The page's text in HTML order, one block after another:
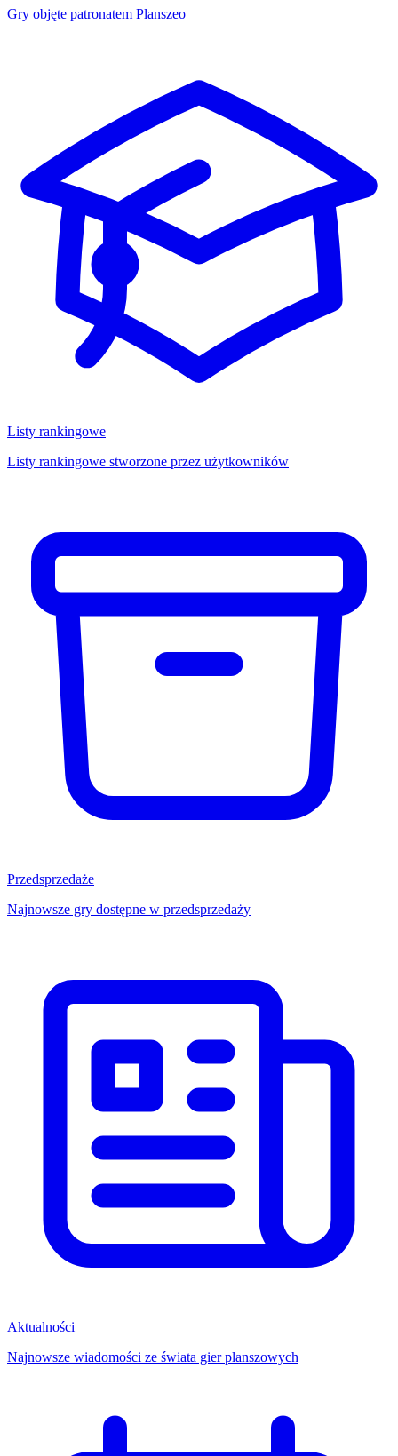
Gry objęte patronatem Planszeo
Listy rankingowe
Listy rankingowe stworzone przez użytkowników
Przedsprzedaże
Najnowsze gry dostępne w przedsprzedaży
Aktualności
Najnowsze wiadomości ze świata gier planszowych